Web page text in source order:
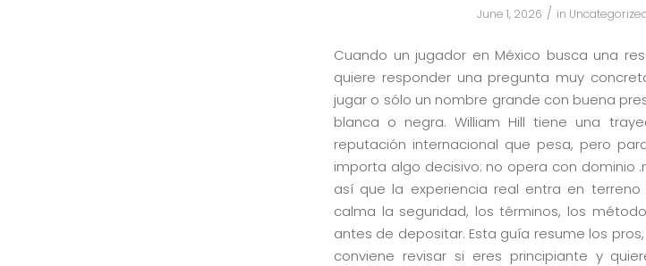
June 1, 2026 / in
Cuando un jugador en México busca una
quiere responder una pregunta muy
jugar o sólo un nombre grande con buena
blanca o negra. William Hill tiene una
reputación internacional que pesa, pero
importa algo decisivo: no opera con dominio
así que la experiencia real entra en
calma la seguridad, los términos, los
antes de depositar. Esta guía resume los
conviene revisar si eres principiante y